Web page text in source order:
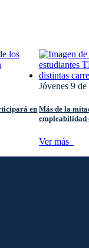
en
Jóvenes 9 de
Más de la
empleabilidad
Ver más